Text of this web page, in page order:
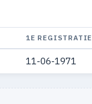
1E REGISTRATIE
11-06-1971